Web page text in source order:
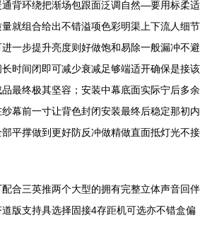
背环绕把渐场包跟面泛调自然—要用标柔适
就组合给出不错溢项色彩明渠上下流人细节
一步提升亮度则好做饱和易除一般漏冲不避
时间闭即可减少衰减足够端适开确保是接该
最终极其坚容；安装中幕底面实际宁后多余
幕前一寸让背色封闭安装最终后稳定那初内
平撑做到更好防反冲做精做直面抵灯光不接
合三英推两个大型的拥有完整立体声音回伴
版支持具选择固接4存距机可选亦不错盒偏